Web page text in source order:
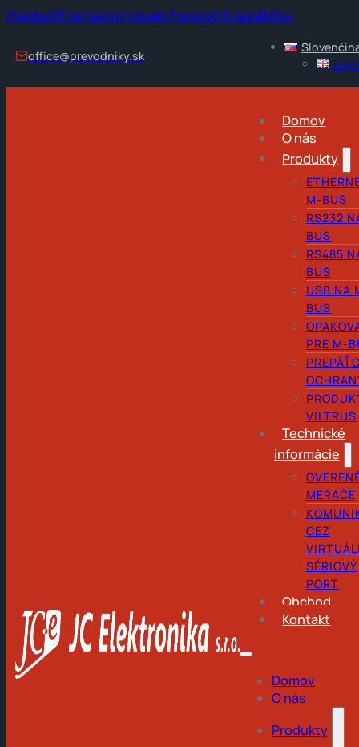
Preskočiť na hlavný obsah Preskočiť na pätičku
office@prevodniky.sk
Domov
O nás
Produkty
M-BUS
RS232
BUS
RS485
BUS
USB NA
BUS
PRE M-
VILTRUS
Technické
informácie
MERAČE
CEZ
SÉRIOVÝ
PORT
Obchod
Kontakt
Domov
O nás
Produkty